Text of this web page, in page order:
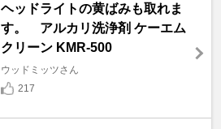
ヘッドライトの黄ばみも取れま
す。 アルカリ洗浄剤 ケーエム
クリーン KMR-500
ウッドミッツさん
217